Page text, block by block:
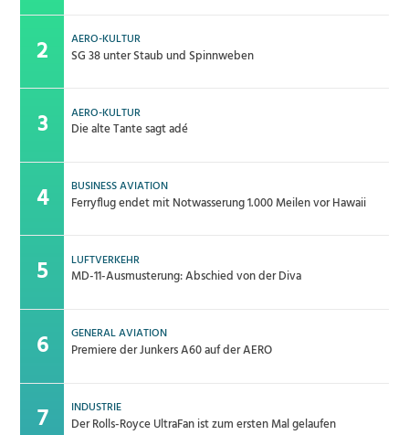
AERO-KULTUR
SG 38 unter Staub und Spinnweben
AERO-KULTUR
Die alte Tante sagt adé
BUSINESS AVIATION
Ferryflug endet mit Notwasserung 1.000 Meilen vor Hawaii
LUFTVERKEHR
MD-11-Ausmusterung: Abschied von der Diva
GENERAL AVIATION
Premiere der Junkers A60 auf der AERO
INDUSTRIE
Der Rolls-Royce UltraFan ist zum ersten Mal gelaufen